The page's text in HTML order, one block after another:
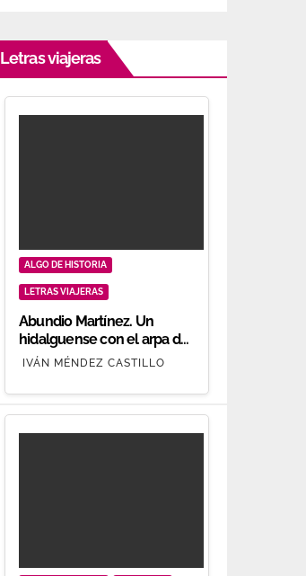
Letras viajeras
ALGO DE HISTORIA
LETRAS VIAJERAS
Abundio Martínez. Un
hidalguense con el arpa de
oro.
IVÁN MÉNDEZ CASTILLO